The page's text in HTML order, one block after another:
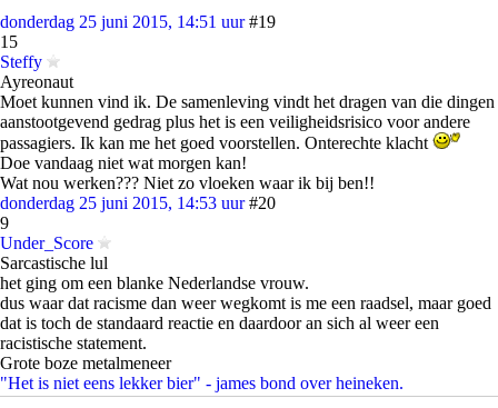
donderdag 25 juni 2015, 14:51 uur #19
15
Steffy
Ayreonaut
Moet kunnen vind ik. De samenleving vindt het dragen van die dingen
aanstootgevend gedrag plus het is een veiligheidsrisico voor andere
passagiers. Ik kan me het goed voorstellen. Onterechte klacht
Doe vandaag niet wat morgen kan!
Wat nou werken??? Niet zo vloeken waar ik bij ben!!
donderdag 25 juni 2015, 14:53 uur #20
9
Under_Score
Sarcastische lul
het ging om een blanke Nederlandse vrouw.
dus waar dat racisme dan weer wegkomt is me een raadsel, maar goed
dat is toch de standaard reactie en daardoor an sich al weer een
racistische statement.
Grote boze metalmeneer
"Het is niet eens lekker bier" - james bond over heineken.
Caffas Rain ook op spotify